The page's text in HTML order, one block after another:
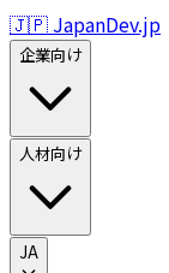
🇯🇵 JapanDev.jp
企業向け
人材向け
JA